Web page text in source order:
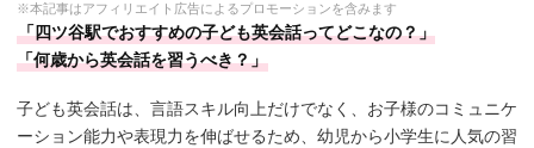
※本記事はアフィリエイト広告によるプロモーションを含みます
「四ツ谷駅でおすすめの子ども英会話ってどこなの？」
「何歳から英会話を習うべき？」
子ども英会話は、言語スキル向上だけでなく、お子様のコミュニケ
ーション能力や表現力を伸ばせるため、幼児から小学生に人気の習